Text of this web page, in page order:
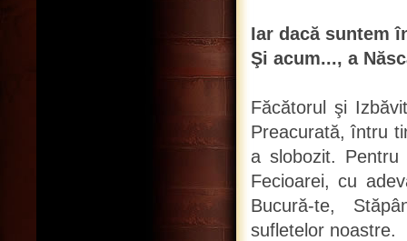
Iar dacă suntem
Şi acum..., a
Făcătorul şi
Preacurată, întru
a slobozit.
Fecioarei, cu
Bucură-te,
sufletelor noastre.